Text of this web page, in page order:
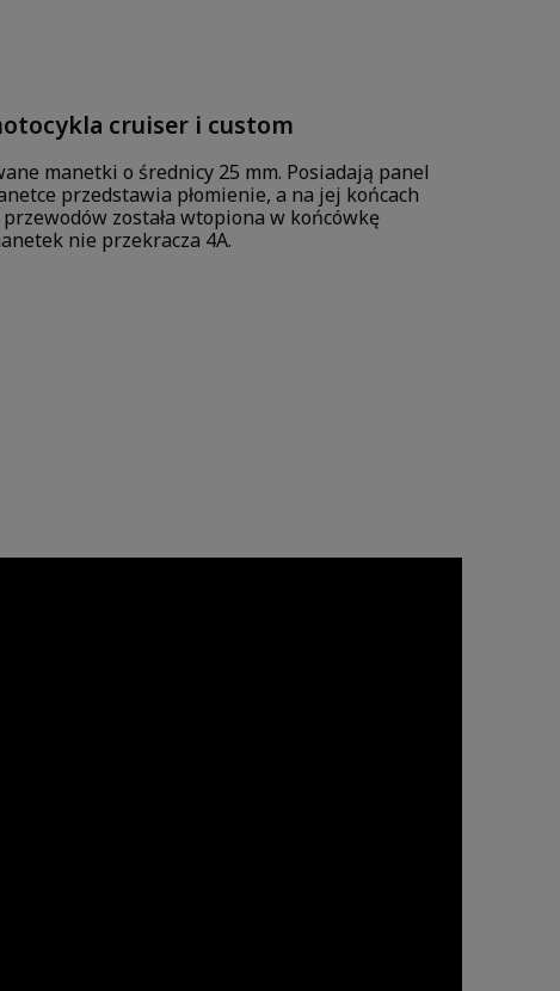
cruiser i custom
manetki o średnicy 25 mm. Posiadają panel
przedstawia płomienie, a na jej końcach
została wtopiona w końcówkę
nie przekracza 4A.